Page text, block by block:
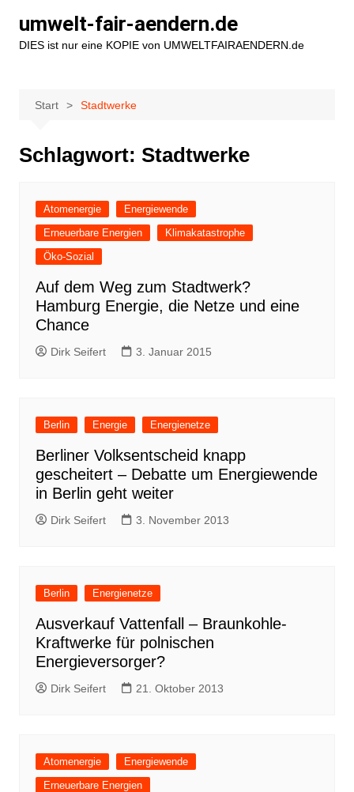
Inhalt
springen
umwelt-fair-aendern.de
DIES ist nur eine KOPIE von UMWELTFAIRAENDERN.de
Start Stadtwerke
Schlagwort: Stadtwerke
Atomenergie
Energiewende
Erneuerbare Energien
Klimakatastrophe
Öko-Sozial
Auf dem Weg zum Stadtwerk?
Hamburg Energie, die Netze und eine
Chance
Dirk Seifert 3. Januar 2015
Berlin Energie Energienetze
Berliner Volksentscheid knapp
gescheitert – Debatte um Energiewende
in Berlin geht weiter
Dirk Seifert 3. November 2013
Berlin Energienetze
Ausverkauf Vattenfall – Braunkohle-
Kraftwerke für polnischen
Energieversorger?
Dirk Seifert 21. Oktober 2013
Atomenergie
Energiewende
Erneuerbare Energien